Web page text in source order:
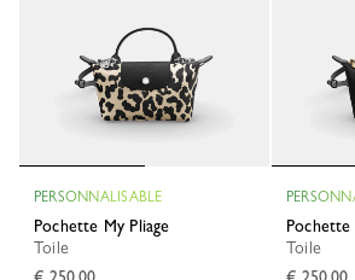
PERSONNALISABLE
Pochette My Pliage
Toile
Toile